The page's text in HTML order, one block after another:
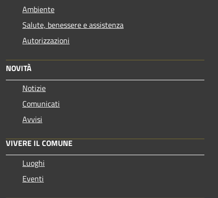
Ambiente
Salute, benessere e assistenza
Autorizzazioni
NOVITÀ
Notizie
Comunicati
Avvisi
VIVERE IL COMUNE
Luoghi
Eventi